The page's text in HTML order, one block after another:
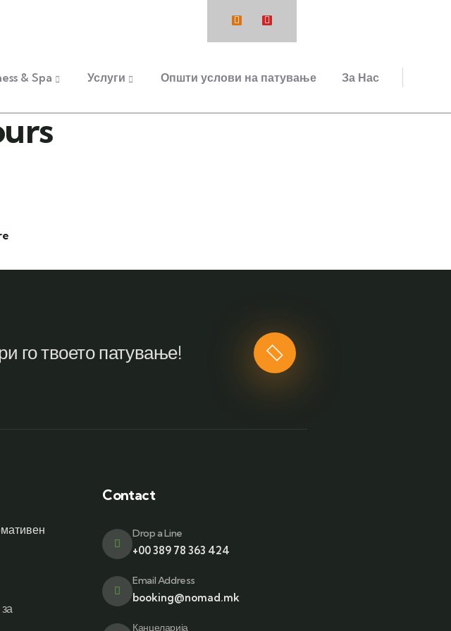
& Spa Услуги Општи услови на патување За Нас
го твоето патување!
Contact
Drop a Line
+00 389 78 363 424
Email Address
booking@nomad.mk
Канцеларија